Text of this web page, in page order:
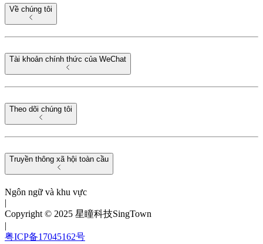
Về chúng tôi
Tài khoản chính thức của WeChat
Theo dõi chúng tôi
Truyền thông xã hội toàn cầu
Ngôn ngữ và khu vực
|
Copyright © 2025 星瞳科技SingTown
|
粤ICP备17045162号